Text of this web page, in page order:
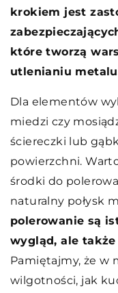
krokiem jest
które tworzą
utlenianiu
Dla elementów
miedzi czy
ściereczki lub
powierzchni.
środki do
naturalny połysk
polerowanie są
wygląd, ale
Pamiętajmy, że w
wilgotności, jak